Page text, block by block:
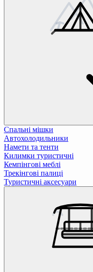
Спальні мішки
Автохолодильники
Намети та тенти
Килимки туристичні
Кемпінгові меблі
Трекінгові палиці
Туристичні аксесуари